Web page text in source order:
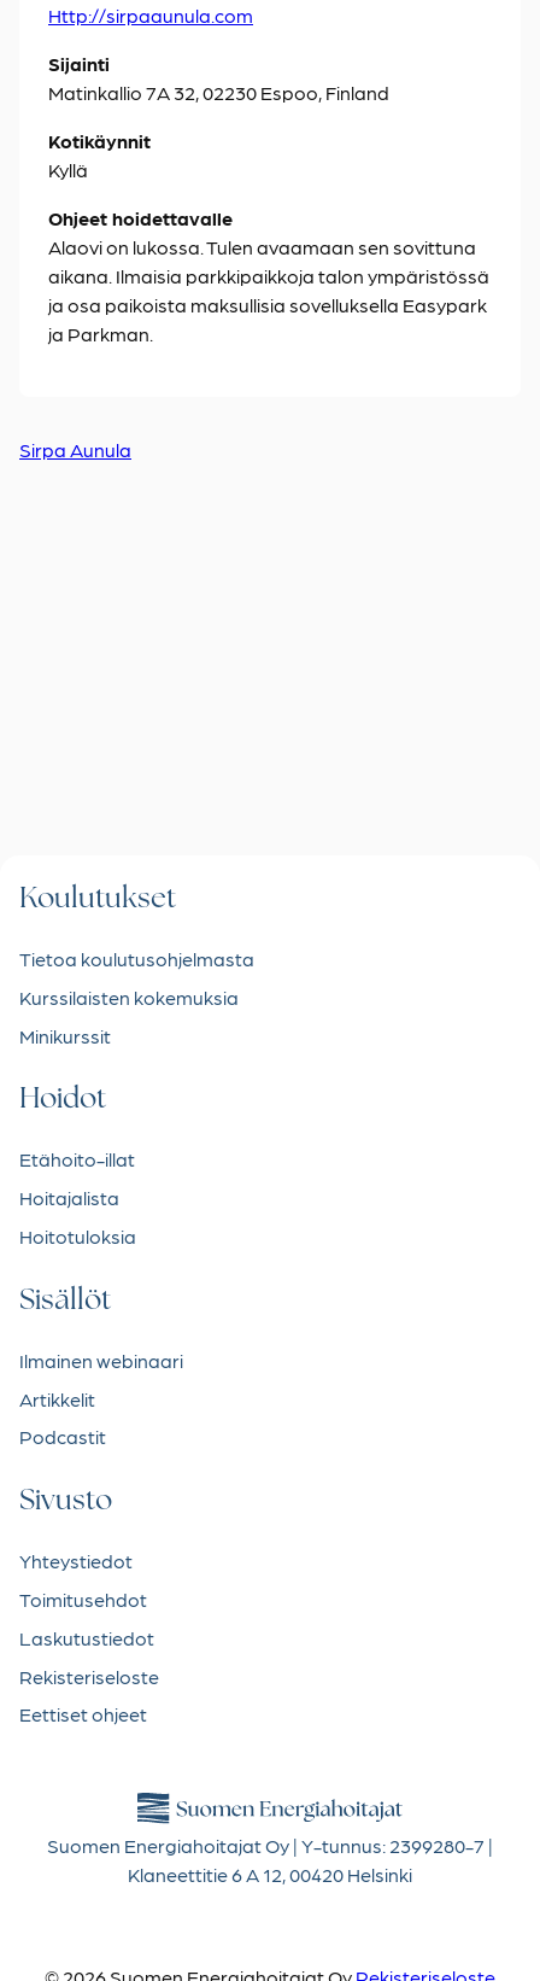
Http://sirpaaunula.com
Sijainti
Matinkallio 7A 32, 02230 Espoo, Finland
Kotikäynnit
Kyllä
Ohjeet hoidettavalle
Alaovi on lukossa. Tulen avaamaan sen sovittuna
aikana. Ilmaisia parkkipaikkoja talon ympäristössä
ja osa paikoista maksullisia sovelluksella Easypark
ja Parkman.
Sirpa Aunula
Koulutukset
Tietoa koulutusohjelmasta
Kurssilaisten kokemuksia
Minikurssit
Hoidot
Etähoito-illat
Hoitajalista
Hoitotuloksia
Sisällöt
Ilmainen webinaari
Artikkelit
Podcastit
Sivusto
Yhteystiedot
Toimitusehdot
Laskutustiedot
Rekisteriseloste
Eettiset ohjeet
Suomen Energiahoitajat Oy | Y-tunnus: 2399280-7 |
Klaneettitie 6 A 12, 00420 Helsinki